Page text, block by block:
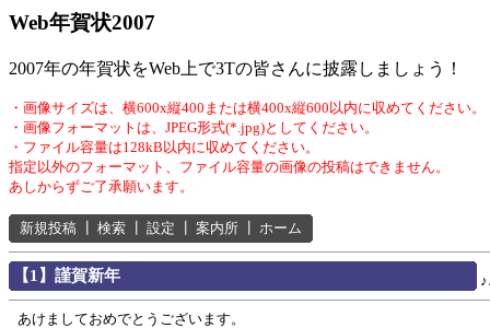
Web年賀状2007
2007年の年賀状をWeb上で3Tの皆さんに披露しましょう！
・画像サイズは、横600x縦400または横400x縦600以内に収めてください。
・画像フォーマットは、JPEG形式(*.jpg)としてください。
・ファイル容量は128kB以内に収めてください。
指定以外のフォーマット、ファイル容量の画像の投稿はできません。
あしからずご了承願います。
新規投稿 検索 設定 案内所 ホーム
【1】謹賀新年
あけましておめでとうございます。